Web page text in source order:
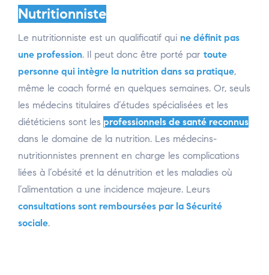
Nutritionniste
Le nutritionniste est un qualificatif qui ne définit pas
une profession. Il peut donc être porté par toute
personne qui intègre la nutrition dans sa pratique,
même le coach formé en quelques semaines. Or, seuls
les médecins titulaires d’études spécialisées et les
diététiciens sont les professionnels de santé reconnus
dans le domaine de la nutrition. Les médecins-
nutritionnistes prennent en charge les complications
liées à l’obésité et la dénutrition et les maladies où
l’alimentation a une incidence majeure. Leurs
consultations sont remboursées par la Sécurité
sociale.